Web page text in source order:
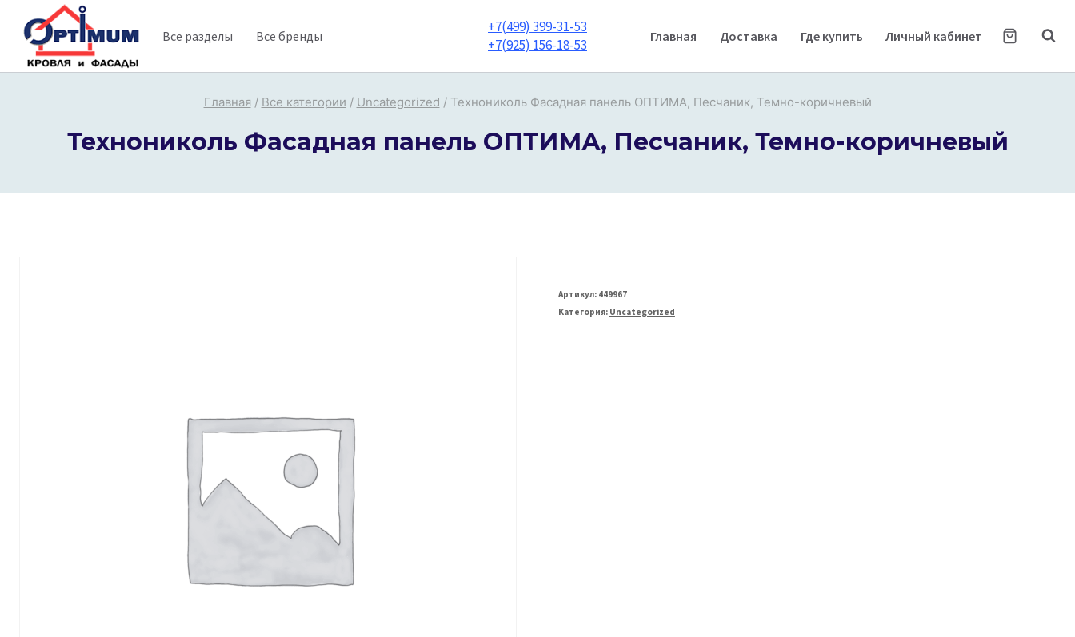
содержимому
Все разделы Все бренды
+7(499) 399-31-53
+7(925) 156-18-53
Главная Доставка Где купить Личный кабинет
Главная / Все категории / Uncategorized / Технониколь Фасадная панель ОПТИМА, Песчаник, Темно-коричневый
Технониколь Фасадная панель ОПТИМА, Песчаник, Темно-коричневый
Артикул: 449967
Категория: Uncategorized